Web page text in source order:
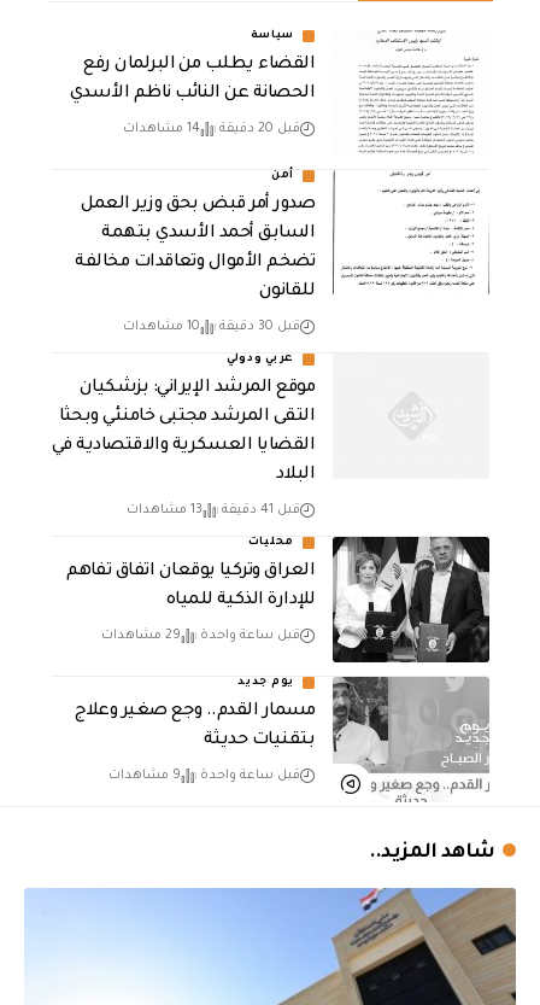
سياسة
القضاء يطلب من البرلمان رفع
الحصانة عن النائب ناظم الأسدي
قبل 20 دقيقة 14 مشاهدات
أمن
صدور أمر قبض بحق وزير العمل
السابق أحمد الأسدي بتهمة
تضخم الأموال وتعاقدات مخالفة
للقانون
قبل 30 دقيقة 10 مشاهدات
عربي ودولي
موقع المرشد الإيراني: بزشكيان
التقى المرشد مجتبى خامنئي وبحثا
القضايا العسكرية والاقتصادية في
البلاد
قبل 41 دقيقة 13 مشاهدات
محليات
العراق وتركيا يوقعان اتفاق تفاهم
للإدارة الذكية للمياه
قبل ساعة واحدة 29 مشاهدات
يوم جديد
مسمار القدم.. وجع صغير وعلاج
بتقنيات حديثة
قبل ساعة واحدة 9 مشاهدات
شاهد المزيد..